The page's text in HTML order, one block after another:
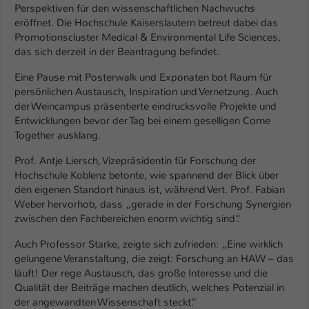
Perspektiven für den wissenschaftlichen Nachwuchs
eröffnet. Die Hochschule Kaiserslautern betreut dabei das
Promotionscluster Medical & Environmental Life Sciences,
das sich derzeit in der Beantragung befindet.
Eine Pause mit Posterwalk und Exponaten bot Raum für
persönlichen Austausch, Inspiration und Vernetzung. Auch
der Weincampus präsentierte eindrucksvolle Projekte und
Entwicklungen bevor der Tag bei einem geselligen Come
Together ausklang.
Prof. Antje Liersch, Vizepräsidentin für Forschung der
Hochschule Koblenz betonte, wie spannend der Blick über
den eigenen Standort hinaus ist, während Vert. Prof. Fabian
Weber hervorhob, dass „gerade in der Forschung Synergien
zwischen den Fachbereichen enorm wichtig sind“.
Auch Professor Starke, zeigte sich zufrieden: „Eine wirklich
gelungene Veranstaltung, die zeigt: Forschung an HAW – das
läuft! Der rege Austausch, das große Interesse und die
Qualität der Beiträge machen deutlich, welches Potenzial in
der angewandten Wissenschaft steckt.“
Zweck
Einstellungen. Unter anderem eine zufällig
generierte ID, für die historische
Speicherung Ihrer vorgenommen
Einstellungen, falls der Webseiten-
Name fe_typo_user / PHPSESSID
Anbieter TYPO3
Laufzeit 1 Woche
Zweck
Dieses Cookie ist ein Standard-Session-
Cookie von TYPO3. Es speichert im Fall
eines Intranet-Logins die Session-ID. So
kann der eingeloggte Benutzer
wiedererkannt werden und es wird ihm
Zugang zu geschützten Bereichen
gewährt.